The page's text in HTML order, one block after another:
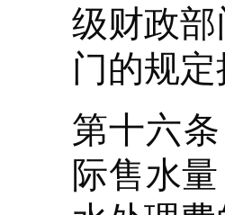
级财政
门的规定
第十六
际售水